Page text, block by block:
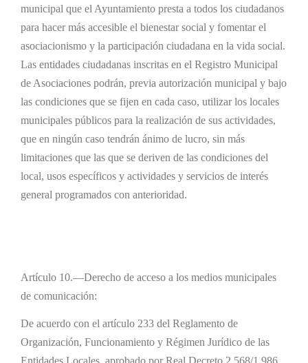
municipal que el Ayuntamiento presta a todos los ciudadanos
para hacer más accesible el bienestar social y fomentar el
asociacionismo y la participación ciudadana en la vida social.
Las entidades ciudadanas inscritas en el Registro Municipal
de Asociaciones podrán, previa autorización municipal y bajo
las condiciones que se fijen en cada caso, utilizar los locales
municipales públicos para la realización de sus actividades,
que en ningún caso tendrán ánimo de lucro, sin más
limitaciones que las que se deriven de las condiciones del
local, usos específicos y actividades y servicios de interés
general programados con anterioridad.
Artículo 10.—Derecho de acceso a los medios municipales
de comunicación:
De acuerdo con el artículo 233 del Reglamento de
Organización, Funcionamiento y Régimen Jurídico de las
Entidades Locales, aprobado por Real Decreto 2.568/1.986,